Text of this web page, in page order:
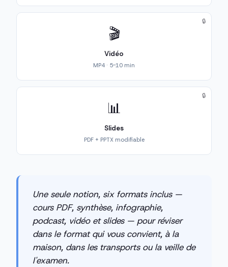
🎬
Vidéo
MP4 · 5-10 min
🔒
📊
Slides
PDF + PPTX modifiable
🔒
Une seule notion, six formats inclus —
cours PDF, synthèse, infographie,
podcast, vidéo et slides — pour réviser
dans le format qui vous convient, à la
maison, dans les transports ou la veille de
l'examen.